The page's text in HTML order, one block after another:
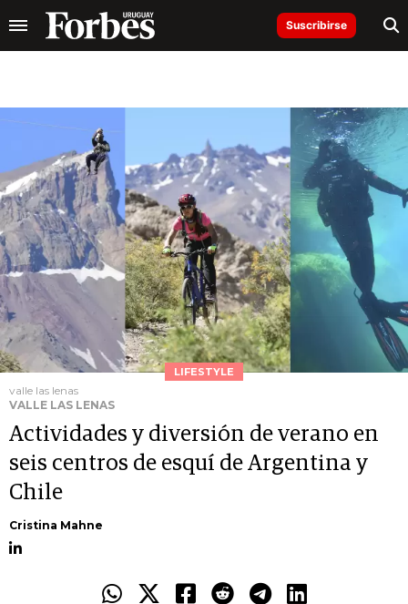
Suscribirse
LIFESTYLE
valle las lenas
VALLE LAS LENAS
Actividades y diversión de verano en
seis centros de esquí de Argentina y
Chile
Cristina Mahne